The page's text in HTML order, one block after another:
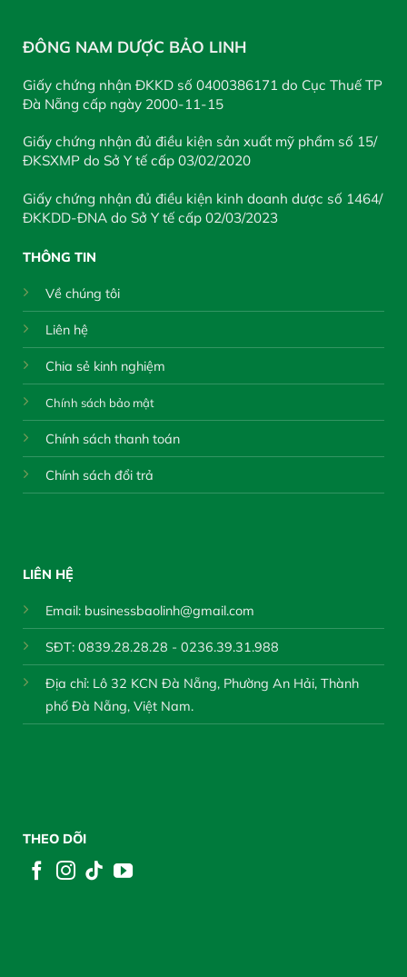
ĐÔNG NAM DƯỢC BẢO LINH
Giấy chứng nhận ĐKKD số 0400386171 do Cục Thuế TP
Đà Nẵng cấp ngày 2000-11-15
Giấy chứng nhận đủ điều kiện sản xuất mỹ phẩm số 15/
ĐKSXMP do Sở Y tế cấp 03/02/2020
Giấy chứng nhận đủ điều kiện kinh doanh dược số 1464/
ĐKKDD-ĐNA do Sở Y tế cấp 02/03/2023
THÔNG TIN
Về chúng tôi
Liên hệ
Chia sẻ kinh nghiệm
Chính sách bảo mật
Chính sách thanh toán
Chính sách đổi trả
LIÊN HỆ
Email: businessbaolinh@gmail.com
SĐT: 0839.28.28.28 - 0236.39.31.988
Địa chỉ: Lô 32 KCN Đà Nẵng, Phường An Hải, Thành
phố Đà Nẵng, Việt Nam.
THEO DÕI